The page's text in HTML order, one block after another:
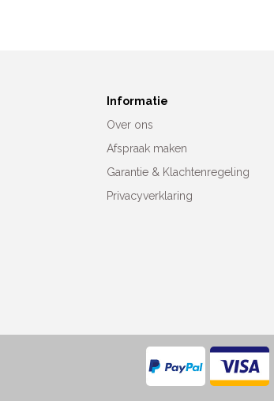
Informatie
Over ons
Afspraak maken
Garantie & Klachtenregeling
Privacyverklaring